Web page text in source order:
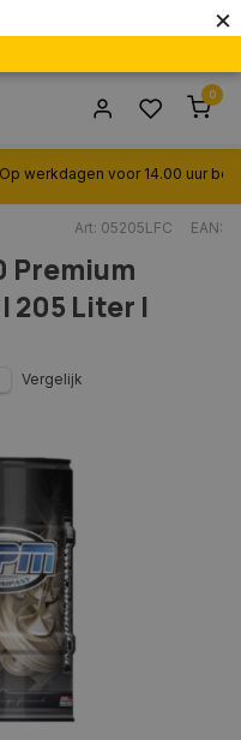
×
0
Op werkdagen voor 14.00 uur
Art: 05205LFC EAN:
Premium
205 Liter |
Vergelijk